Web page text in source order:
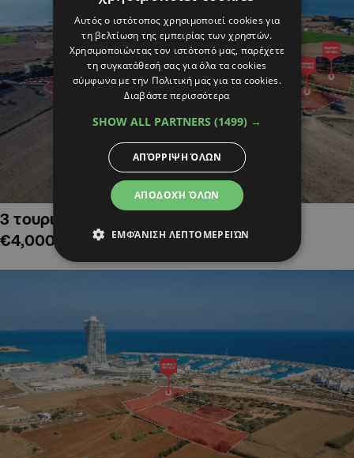
3 τουριστικά χωράφια στην Αλαμινό,
€4,000,000
Αυτός ο ιστότοπος χρησιμοποιεί cookies για
τη βελτίωση της εμπειρίας των χρηστών.
Χρησιμοποιώντας τον ιστότοπό μας, παρέχετε
τη συγκατάθεσή σας για όλα τα cookies
σύμφωνα με την Πολιτική μας για τα cookies.
Διαβάστε περισσότερα
SHOW ALL PARTNERS (1499) →
ΑΠΟΔΟΧΉ ΌΛΩΝ
ΑΠΌΡΡΙΨΗ ΌΛΩΝ
ΕΜΦΆΝΙΣΗ ΛΕΠΤΟΜΕΡΕΙΏΝ